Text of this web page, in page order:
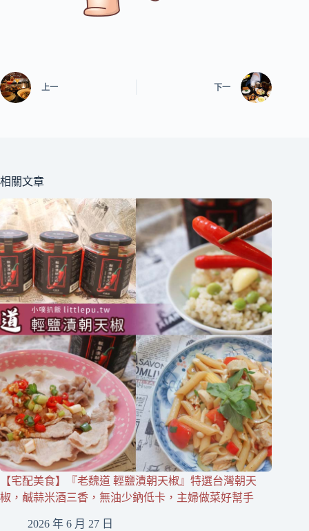
上一 下一
相關文章
【宅配美食】『老魏道 輕鹽漬朝天椒』特選台灣朝天
椒，鹹蒜米酒三香，無油少鈉低卡，主婦做菜好幫手
2026 年 6 月 27 日